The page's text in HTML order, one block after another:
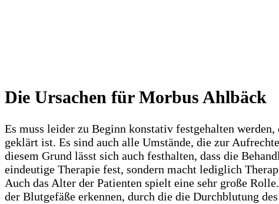
Die Ursachen für Morbus Ahlbäck
Es muss leider zu Beginn konstativ festgehalten
geklärt ist. Es sind auch alle Umstände, die zur
diesem Grund lässt sich auch festhalten, dass die
eindeutige Therapie fest, sondern macht lediglich
Auch das Alter der Patienten spielt eine sehr große
der Blutgefäße erkennen, durch die die Durchblutung